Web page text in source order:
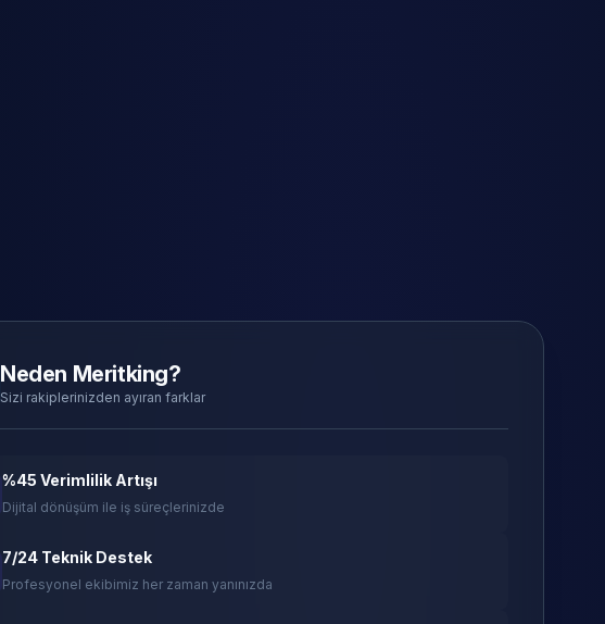
Neden Meritking?
Sizi rakiplerinizden ayıran farklar
%45 Verimlilik Artışı
Dijital dönüşüm ile iş süreçlerinizde
7/24 Teknik Destek
Profesyonel ekibimiz her zaman yanınızda